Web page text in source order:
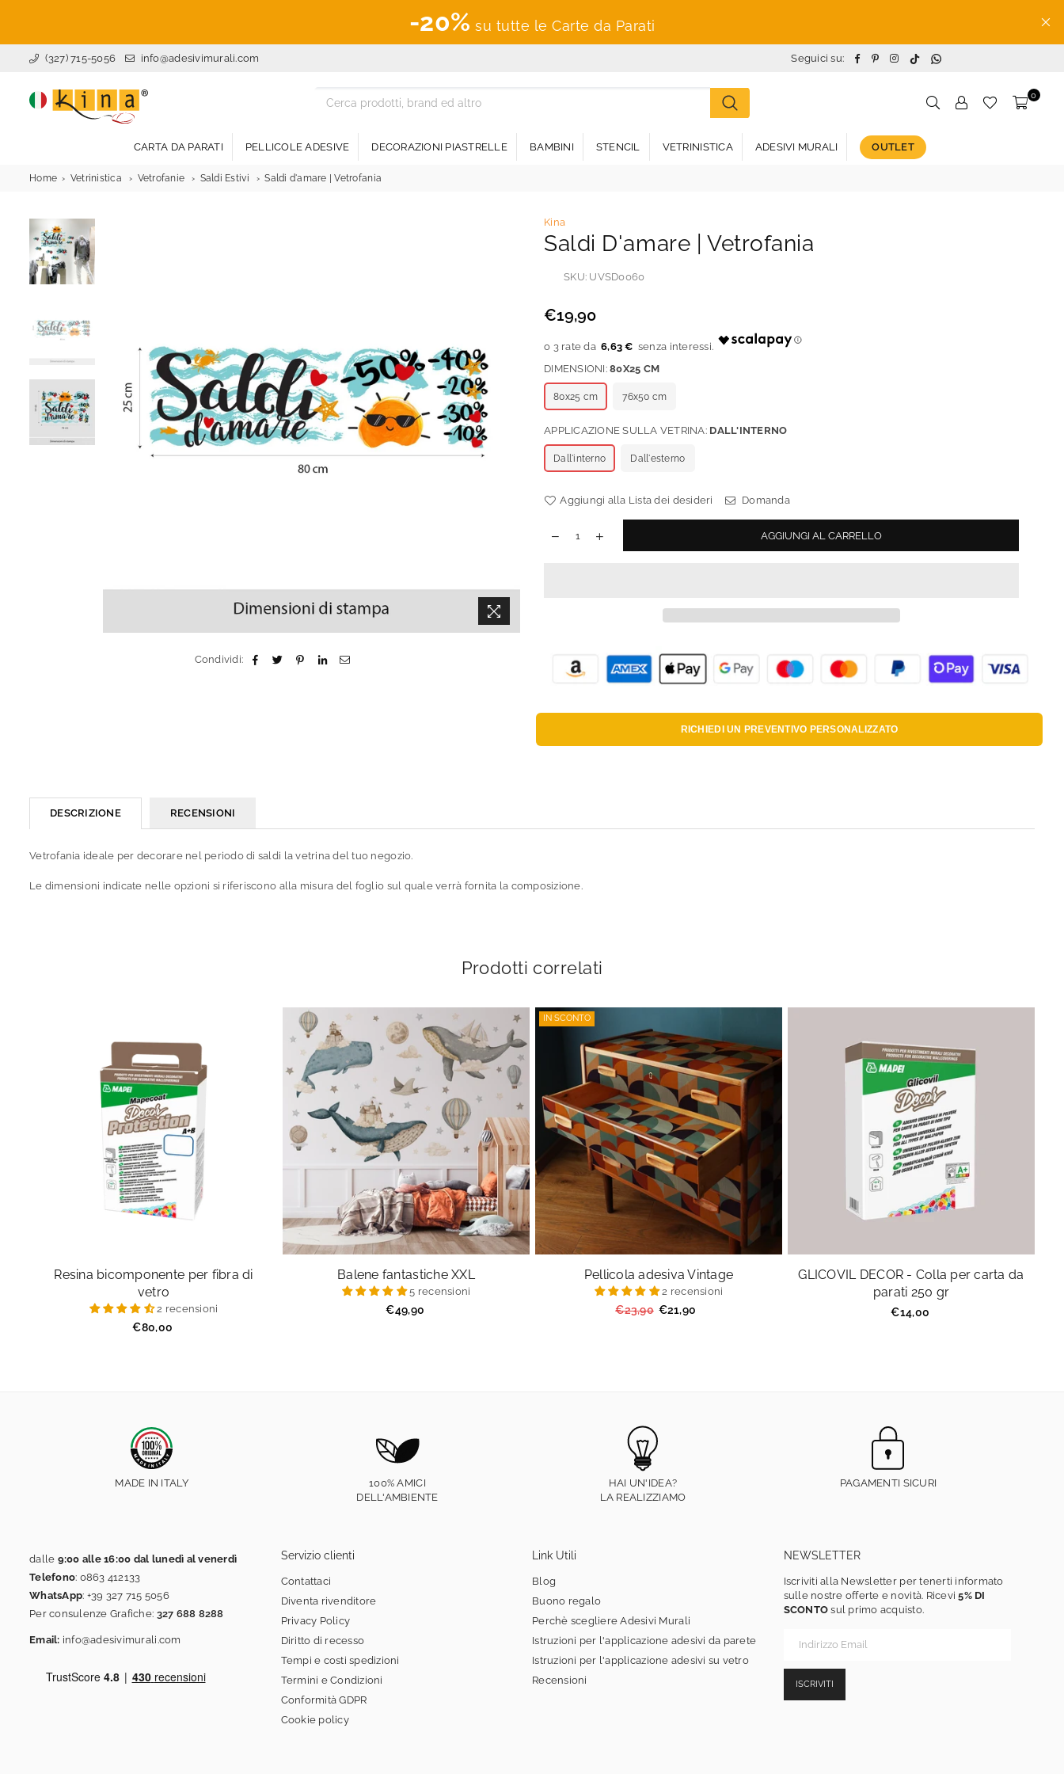
-20% su tutte le Carte da Parati
(327) 715-5056 info@adesivimurali.com Seguici su: Facebook
PinterestInstagram
TikTokWhatsapp
0
CARTA DA PARATI PELLICOLE ADESIVE DECORAZIONI PIASTRELLE BAMBINI STENCIL VETRINISTICA ADESIVI MURALI OUTLET
Home Vetrinistica Vetrofanie Saldi Estivi Saldi d'amare | Vetrofania
Condividi:
Kina
Saldi D'amare | Vetrofania
SKU: UVSD0060
Prezzo
€19,90
6,63 €
DIMENSIONI:80X25 CM
80x25 cm 76x50 cm
APPLICAZIONE SULLA VETRINA: DALL'INTERNO
Dall'interno Dall'esterno
Aggiungi alla Lista dei desideri Domanda
AGGIUNGI AL CARRELLO
RICHIEDI UN PREVENTIVO PERSONALIZZATO
DESCRIZIONE RECENSIONI
Vetrofania ideale per decorare nel periodo di saldi la vetrina del tuo negozio.
Le dimensioni indicate nelle opzioni si riferiscono alla misura del foglio sul quale verrà fornita la composizione.
Prodotti correlati
Resina bicomponente per fibra di
vetro
2 recensioni
Prezzo
€80,00
Balene fantastiche XXL
5 recensioni
Prezzo
€49,90
IN SCONTO
Pellicola adesiva Vintage
2 recensioni
Prezzo
€23,90 €21,90
GLICOVIL DECOR - Colla per carta da
parati 250 gr
Prezzo
€14,00
MADE IN ITALY
100% AMICI
DELL'AMBIENTE
HAI UN'IDEA?
LA REALIZZIAMO
PAGAMENTI SICURI
dalle 9:00 alle 16:00 dal lunedì al venerdì
Telefono: 0863 412133
WhatsApp: +39 327 715 5056
Per consulenze Grafiche: 327 688 8288
Email: info@adesivimurali.com
Servizio clienti
Contattaci
Diventa rivenditore
Privacy Policy
Diritto di recesso
Tempi e costi spedizioni
Termini e Condizioni
Conformità GDPR
Cookie policy
Link Utili
Blog
Buono regalo
Perchè scegliere Adesivi Murali
Istruzioni per l'applicazione adesivi da parete
Istruzioni per l'applicazione adesivi su vetro
Recensioni
NEWSLETTER
Iscriviti alla Newsletter per tenerti informato
sulle nostre offerte e novità. Ricevi5% DI
SCONTO sul primo acquisto.
ISCRIVITI